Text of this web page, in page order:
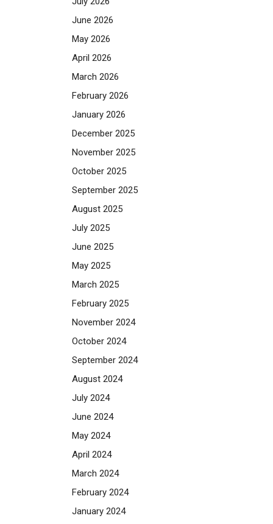
June 2026
May 2026
April 2026
March 2026
February 2026
January 2026
December 2025
November 2025
October 2025
September 2025
August 2025
July 2025
June 2025
May 2025
March 2025
February 2025
November 2024
October 2024
September 2024
August 2024
July 2024
June 2024
May 2024
April 2024
March 2024
February 2024
January 2024